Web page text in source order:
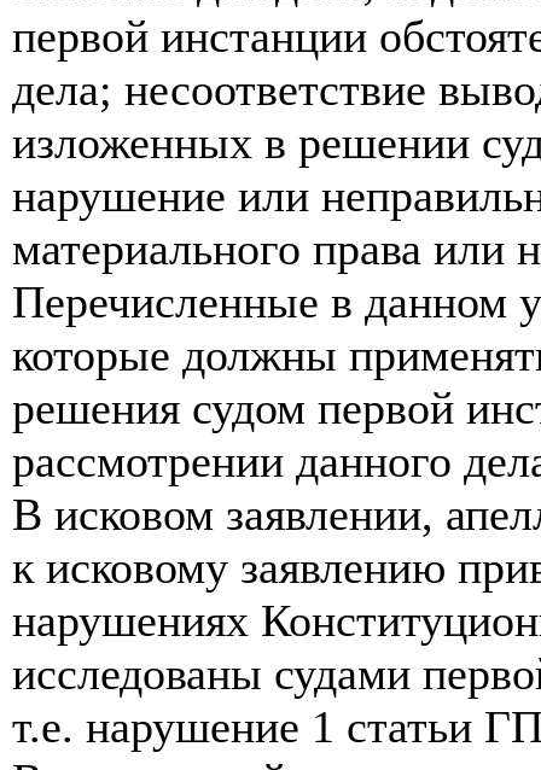
первой инстанции
дела; несоответствие
изложенных в решении
нарушение или
материального права или
Перечисленные в данном
которые должны
решения судом первой
рассмотрении данного
В исковом заявлении,
к исковому заявлению
нарушениях
исследованы судами
т.е. нарушение 1 статьи